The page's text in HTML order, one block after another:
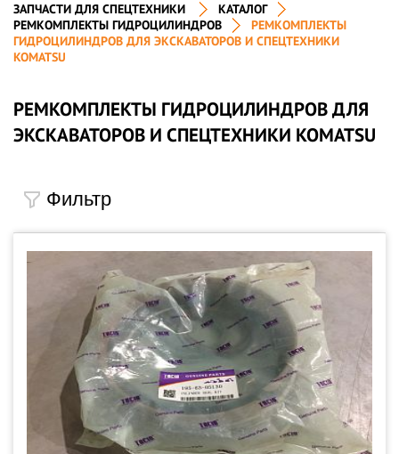
ЗАПЧАСТИ ДЛЯ СПЕЦТЕХНИКИ
КАТАЛОГ
РЕМКОМПЛЕКТЫ ГИДРОЦИЛИНДРОВ
РЕМКОМПЛЕКТЫ
ГИДРОЦИЛИНДРОВ ДЛЯ ЭКСКАВАТОРОВ И СПЕЦТЕХНИКИ
KOMATSU
РЕМКОМПЛЕКТЫ ГИДРОЦИЛИНДРОВ ДЛЯ
ЭКСКАВАТОРОВ И СПЕЦТЕХНИКИ KOMATSU
Фильтр